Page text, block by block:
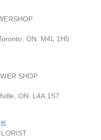
ON. M4L 1H5
SHOP
ON. L4A 1S7